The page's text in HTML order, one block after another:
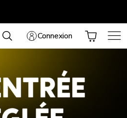
Connexion